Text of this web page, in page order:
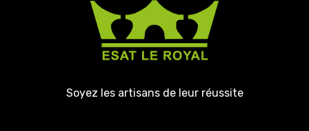
Soyez les artisans de leur réussite